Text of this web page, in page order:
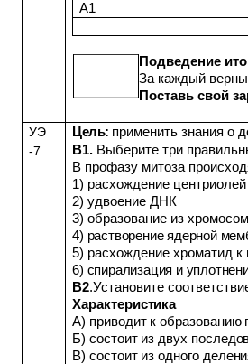
А1
Подведение
За каждый
Поставь свой
УЭ
-7
Цель: применить знания о
В1. Выберите три
В профазу митоза
1) расхождение
2) удвоение ДНК
3) образование из
4) растворение ядерной
5) расхождение хроматид
6) спирализация и
В2.Установите
А) приводит к
Б) состоит из двух
В) состоит из одного